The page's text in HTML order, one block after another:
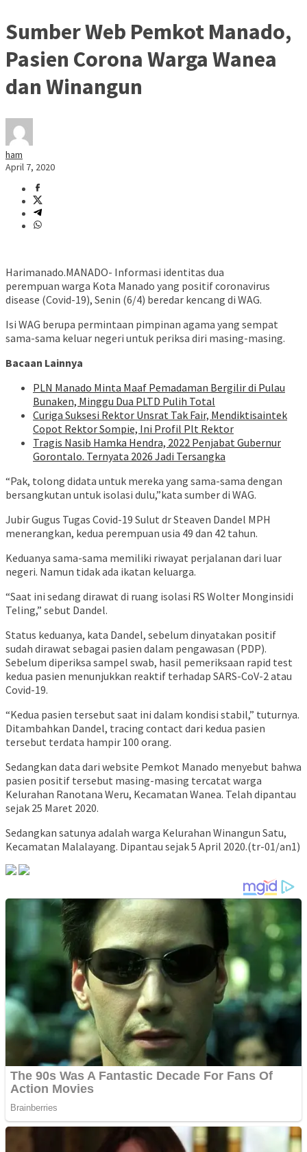
Sumber Web Pemkot Manado,
Pasien Corona Warga Wanea
dan Winangun
ham
April 7, 2020
Harimanado.MANADO- Informasi identitas dua
perempuan warga Kota Manado yang positif coronavirus
disease (Covid-19), Senin (6/4) beredar kencang di WAG.
Isi WAG berupa permintaan pimpinan agama yang sempat
sama-sama keluar negeri untuk periksa diri masing-masing.
Bacaan Lainnya
PLN Manado Minta Maaf Pemadaman Bergilir di Pulau
Bunaken, Minggu Dua PLTD Pulih Total
Curiga Suksesi Rektor Unsrat Tak Fair, Mendiktisaintek
Copot Rektor Sompie, Ini Profil Plt Rektor
Tragis Nasib Hamka Hendra, 2022 Penjabat Gubernur
Gorontalo. Ternyata 2026 Jadi Tersangka
“Pak, tolong didata untuk mereka yang sama-sama dengan
bersangkutan untuk isolasi dulu,”kata sumber di WAG.
Jubir Gugus Tugas Covid-19 Sulut dr Steaven Dandel MPH
menerangkan, kedua perempuan usia 49 dan 42 tahun.
Keduanya sama-sama memiliki riwayat perjalanan dari luar
negeri. Namun tidak ada ikatan keluarga.
“Saat ini sedang dirawat di ruang isolasi RS Wolter Monginsidi
Teling,” sebut Dandel.
Status keduanya, kata Dandel, sebelum dinyatakan positif
sudah dirawat sebagai pasien dalam pengawasan (PDP).
Sebelum diperiksa sampel swab, hasil pemeriksaan rapid test
kedua pasien menunjukkan reaktif terhadap SARS-CoV-2 atau
Covid-19.
“Kedua pasien tersebut saat ini dalam kondisi stabil,” tuturnya.
Ditambahkan Dandel, tracing contact dari kedua pasien
tersebut terdata hampir 100 orang.
Sedangkan data dari website Pemkot Manado menyebut bahwa
pasien positif tersebut masing-masing tercatat warga
Kelurahan Ranotana Weru, Kecamatan Wanea. Telah dipantau
sejak 25 Maret 2020.
Sedangkan satunya adalah warga Kelurahan Winangun Satu,
Kecamatan Malalayang. Dipantau sejak 5 April 2020.(tr-01/an1)